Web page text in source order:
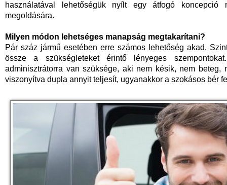
használatával lehetőségük nyílt egy átfogó koncepció
megoldására.
Milyen módon lehetséges manapság megtakarítani?
Pár száz jármű esetében erre számos lehetőség akad.
össze a szükségleteket érintő lényeges
adminisztrátorra van szüksége, aki nem késik, nem
viszonyítva dupla annyit teljesít, ugyanakkor a szokásos bér